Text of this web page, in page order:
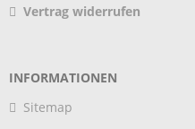
Vertrag widerrufen
INFORMATIONEN
Sitemap